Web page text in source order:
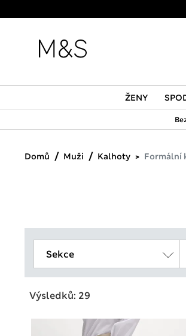
ŽENY
Domů Muži Kalhoty Formální
Sekce
Výsledků: 29